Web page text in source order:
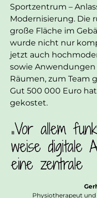
Sportzentrum –
Modernisierung. Die
große Fläche im
wurde nicht nur
jetzt auch
sowie Anwendungen
Räumen, zum Team
Gut 500 000 Euro
gekostet.
Physiotherapeut